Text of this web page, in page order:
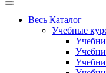
Весь Каталог
Учебные